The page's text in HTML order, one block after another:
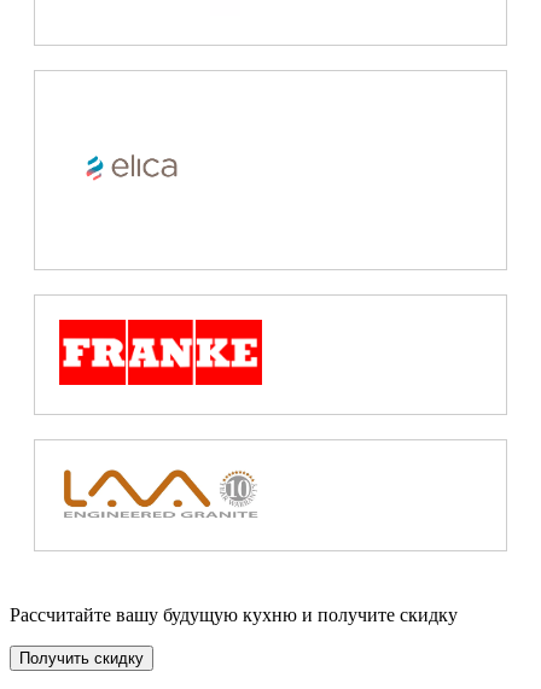
Рассчитайте вашу будущую кухню и получите скидку
Получить скидку